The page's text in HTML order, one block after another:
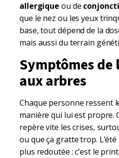
allergique ou de
que le nez ou les yeux
base, tout dépend de la
mais aussi du terrain
Symptômes
aux arbres
Chaque personne ressent
manière qui lui est propre.
repère vite les crises,
ou que ça gratte trop. L’été
plus redoutée : c’est le